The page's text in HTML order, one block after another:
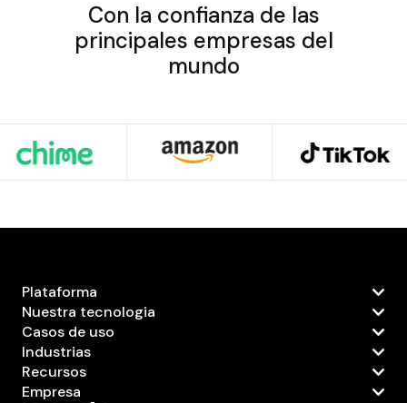
Con la confianza de las
principales empresas del
mundo
Plataforma
Nuestra tecnologia
Casos de uso
Industrias
Recursos
Empresa